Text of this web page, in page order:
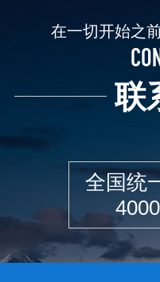
在一切开始之
联
全国统